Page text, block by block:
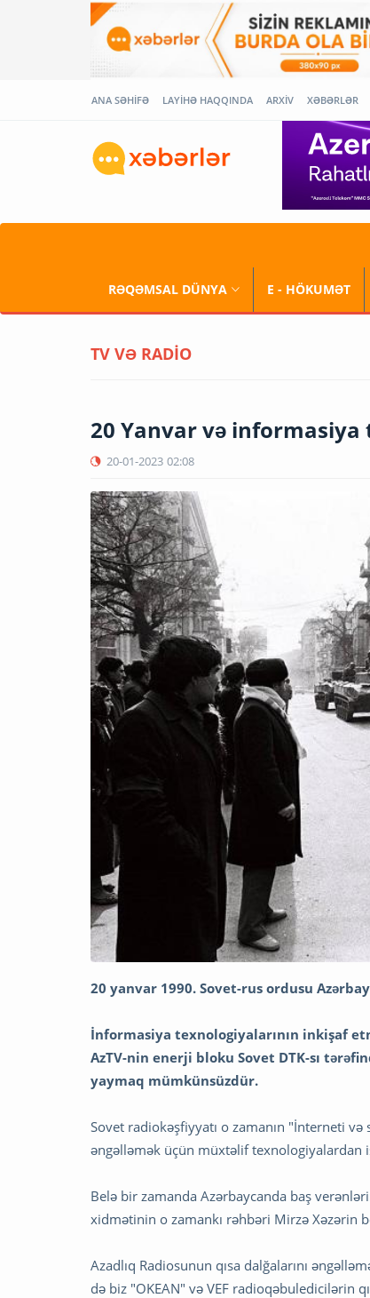
ANA SƏHİFƏ LAYİHƏ HAQQINDA ARXİV XƏBƏRLƏR
RƏQƏMSAL DÜNYA E - HÖKUMƏT
TV VƏ RADİO
20 Yanvar və informasiya
20-01-2023 02:08
20 yanvar 1990. Sovet-rus ordusu
İnformasiya texnologiyalarının inkişaf
AzTV-nin enerji bloku Sovet DTK-sı
yaymaq mümkünsüzdür.
Sovet radiokəşfiyyatı o zamanın "İnterneti
əngəlləmək üçün müxtəlif texnologiyalardan
Belə bir zamanda Azərbaycanda baş
xidmətinin o zamankı rəhbəri Mirzə Xəzərin
Azadlıq Radiosunun qısa dalğalarını
də biz "OKEAN" və VEF radioqəbuledicilərin